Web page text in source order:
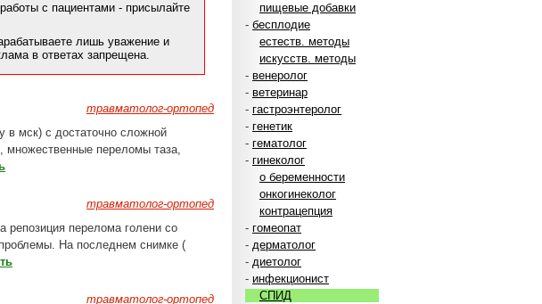
пищевые добавки
- бесплодие
естеств. методы
искусств. методы
- венеролог
- ветеринар
- гастроэнтеролог
- генетик
- гематолог
- гинеколог
о беременности
онкогинеколог
контрацепция
- гомеопат
- дерматолог
- диетолог
- инфекционист
СПИД
с пациентами - присылайте
лишь уважение и
в ответах запрещена.
травматолог-ортопед
в мск) с достаточно сложной
множественные переломы таза,
травматолог-ортопед
репозиция перелома голени со
На последнем снимке (
травматолог-ортопед